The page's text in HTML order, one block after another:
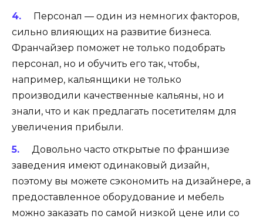
Персонал — один из немногих факторов,
сильно влияющих на развитие бизнеса.
Франчайзер поможет не только подобрать
персонал, но и обучить его так, чтобы,
например, кальянщики не только
производили качественные кальяны, но и
знали, что и как предлагать посетителям для
увеличения прибыли.
Довольно часто открытые по франшизе
заведения имеют одинаковый дизайн,
поэтому вы можете сэкономить на дизайнере, а
предоставленное оборудование и мебель
можно заказать по самой низкой цене или со